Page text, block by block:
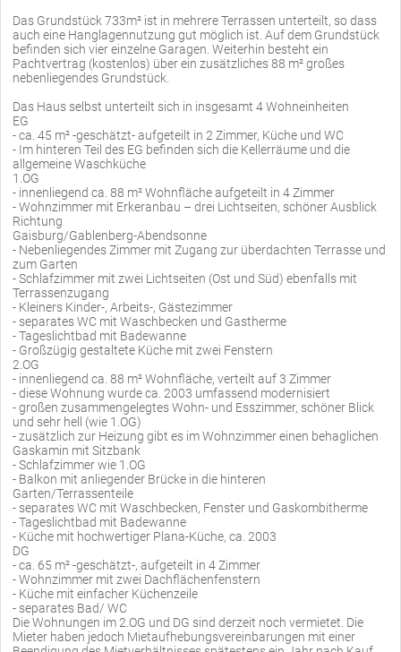
Das Grundstück 733m² ist in mehrere Terrassen unterteilt, so dass
auch eine Hanglagennutzung gut möglich ist. Auf dem Grundstück
befinden sich vier einzelne Garagen. Weiterhin besteht ein
Pachtvertrag (kostenlos) über ein zusätzliches 88 m² großes
nebenliegendes Grundstück.
Das Haus selbst unterteilt sich in insgesamt 4 Wohneinheiten
EG
- ca. 45 m² -geschätzt- aufgeteilt in 2 Zimmer, Küche und WC
- Im hinteren Teil des EG befinden sich die Kellerräume und die
allgemeine Waschküche
1.OG
- innenliegend ca. 88 m² Wohnfläche aufgeteilt in 4 Zimmer
- Wohnzimmer mit Erkeranbau – drei Lichtseiten, schöner Ausblick
Richtung
Gaisburg/Gablenberg-Abendsonne
- Nebenliegendes Zimmer mit Zugang zur überdachten Terrasse und
zum Garten
- Schlafzimmer mit zwei Lichtseiten (Ost und Süd) ebenfalls mit
Terrassenzugang
- Kleiners Kinder-, Arbeits-, Gästezimmer
- separates WC mit Waschbecken und Gastherme
- Tageslichtbad mit Badewanne
- Großzügig gestaltete Küche mit zwei Fenstern
2.OG
- innenliegend ca. 88 m² Wohnfläche, verteilt auf 3 Zimmer
- diese Wohnung wurde ca. 2003 umfassend modernisiert
- großen zusammengelegtes Wohn- und Esszimmer, schöner Blick
und sehr hell (wie 1.OG)
- zusätzlich zur Heizung gibt es im Wohnzimmer einen behaglichen
Gaskamin mit Sitzbank
- Schlafzimmer wie 1.OG
- Balkon mit anliegender Brücke in die hinteren
Garten/Terrassenteile
- separates WC mit Waschbecken, Fenster und Gaskombitherme
- Tageslichtbad mit Badewanne
- Küche mit hochwertiger Plana-Küche, ca. 2003
DG
- ca. 65 m² -geschätzt-, aufgeteilt in 4 Zimmer
- Wohnzimmer mit zwei Dachflächenfenstern
- Küche mit einfacher Küchenzeile
- separates Bad/ WC
Die Wohnungen im 2.OG und DG sind derzeit noch vermietet. Die
Mieter haben jedoch Mietaufhebungsvereinbarungen mit einer